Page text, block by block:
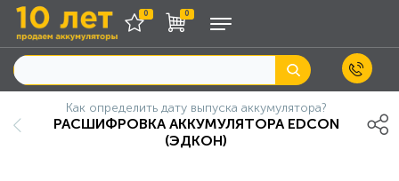
0 0
Как определить дату выпуска аккумулятора?
РАСШИФРОВКА АККУМУЛЯТОРА EDCON
(ЭДКОН)